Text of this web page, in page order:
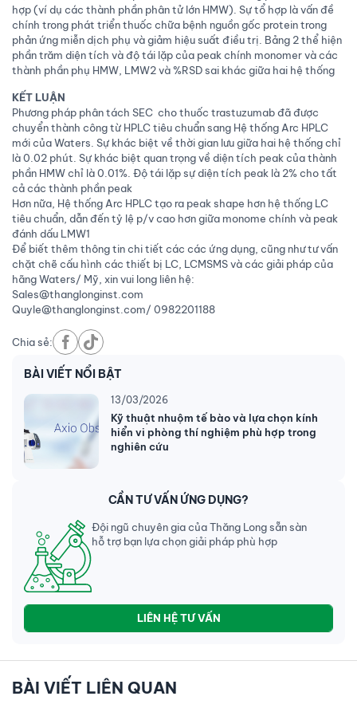
hợp (ví dụ các thành phần phân tử lớn HMW). Sự tổ hợp là vấn đề
chính trong phát triển thuốc chữa bệnh nguồn gốc protein trong
phản ứng miễn dịch phụ và giảm hiệu suất điều trị. Bảng 2 thể hiện
phần trăm diện tích và độ tái lặp của peak chính monomer và các
thành phần phụ HMW, LMW2 và %RSD sai khác giữa hai hệ thống
KẾT LUẬN
Phương pháp phân tách SEC cho thuốc trastuzumab đã được
chuyển thành công từ HPLC tiêu chuẩn sang Hệ thống Arc HPLC
mới của Waters. Sự khác biệt về thời gian lưu giữa hai hệ thống chỉ
là 0.02 phút. Sự khác biệt quan trọng về diện tích peak của thành
phần HMW chỉ là 0.01%. Độ tái lặp sự diện tích peak là 2% cho tất
cả các thành phần peak
Hơn nữa, Hệ thống Arc HPLC tạo ra peak shape hơn hệ thống LC
tiêu chuẩn, dẫn đến tỷ lệ p/v cao hơn giữa monome chính và peak
đánh dấu LMW1
Để biết thêm thông tin chi tiết các các ứng dụng, cũng như tư vấn
chặt chẽ cấu hình các thiết bị LC, LCMSMS và các giải pháp của
hãng Waters/ Mỹ, xin vui long liên hệ:
Sales@thanglonginst.com
Quyle@thanglonginst.com/ 0982201188
Chia sẻ:
BÀI VIẾT NỔI BẬT
13/03/2026
Kỹ thuật nhuộm tế bào và lựa chọn kính
hiển vi phòng thí nghiệm phù hợp trong
nghiên cứu
CẦN TƯ VẤN ỨNG DỤNG?
Đội ngũ chuyên gia của Thăng Long sẵn sàn
hỗ trợ bạn lựa chọn giải pháp phù hợp
LIÊN HỆ TƯ VẤN
BÀI VIẾT LIÊN QUAN